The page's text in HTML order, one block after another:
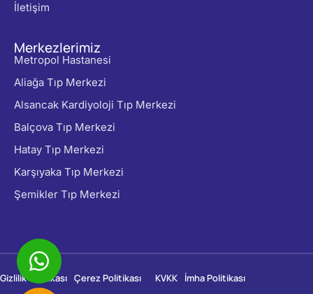
İletişim
Merkezlerimiz
Metropol Hastanesi
Aliağa Tıp Merkezi
Alsancak Kardiyoloji Tıp Merkezi
Balçova Tıp Merkezi
Hatay Tıp Merkezi
Karşıyaka Tıp Merkezi
Şemikler Tıp Merkezi
Gizlilik Politikası Çerez Politikası KVKK İmha Politikası